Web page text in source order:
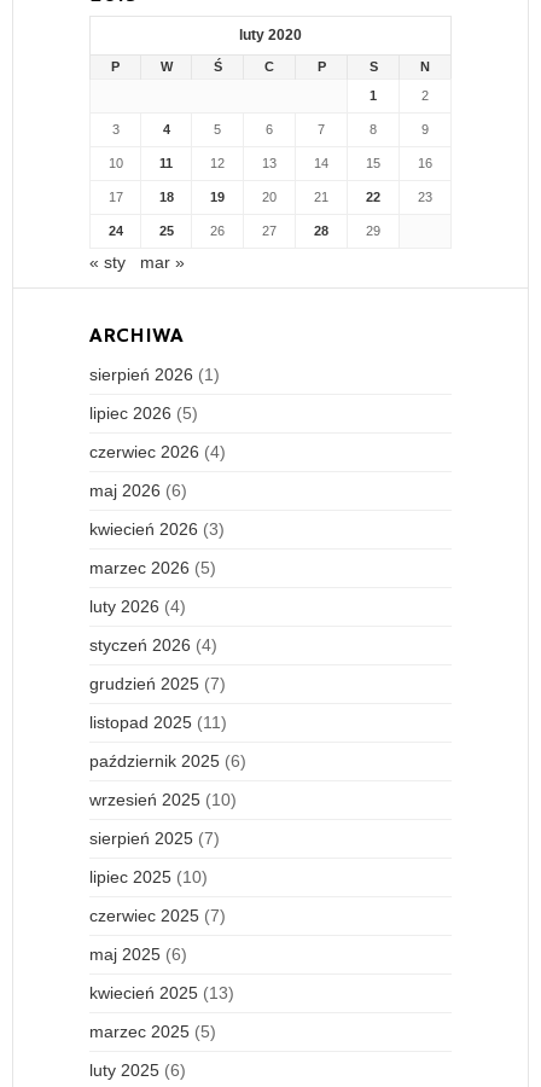
luty 2020
P W Ś C P S
N
1
2
3 4 5 6 7 8 9
10 11 12 13 14 15 16
17 18 19 20 21 22 23
24 25 26 27 28 29
« sty mar »
ARCHIWA
sierpień 2026 (1)
lipiec 2026 (5)
czerwiec 2026 (4)
maj 2026 (6)
kwiecień 2026 (3)
marzec 2026 (5)
luty 2026 (4)
styczeń 2026 (4)
grudzień 2025 (7)
listopad 2025 (11)
październik 2025 (6)
wrzesień 2025 (10)
sierpień 2025 (7)
lipiec 2025 (10)
czerwiec 2025 (7)
maj 2025 (6)
kwiecień 2025 (13)
marzec 2025 (5)
luty 2025 (6)